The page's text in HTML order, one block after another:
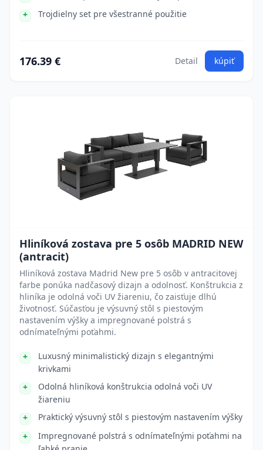
Trojdielny set pre všestranné použitie
176.39 € Detail kúpiť
Hliníková zostava pre 5 osôb MADRID NEW
(antracit)
Hliníková zostava Madrid New pre 5 osôb v antracitovej
farbe ponúka nadčasový dizajn a odolnosť. Konštrukcia z
hliníka je odolná voči UV žiareniu, čo zaisťuje dlhú
životnosť. Súčasťou je výsuvný stôl s piestovým
nastavením výšky a impregnované polstrá s
odnímateľnými poťahmi.
Luxusný minimalistický dizajn s elegantnými
krivkami
Odolná hliníková konštrukcia odolná voči UV
žiareniu
Praktický výsuvný stôl s piestovým nastavením výšky
Impregnované polstrá s odnímateľnými poťahmi na